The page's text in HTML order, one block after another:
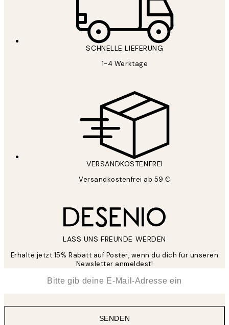
SCHNELLE LIEFERUNG
1-4 Werktage
VERSANDKOSTENFREI
Versandkostenfrei ab 59 €
LASS UNS FREUNDE WERDEN
Erhalte jetzt 15% Rabatt auf Poster, wenn du dich für unseren
Newsletter anmeldest!
SENDEN